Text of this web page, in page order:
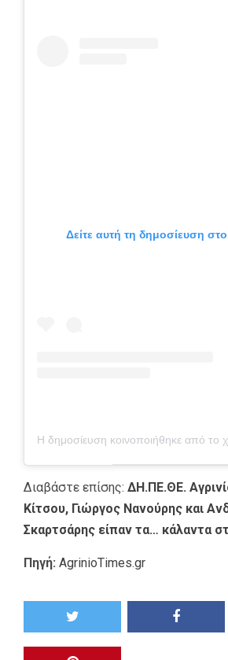
Δείτε αυτή τη δημοσίευση
Διαβάστε επίσης: ΔΗ.ΠΕ.ΘΕ.
Κίτσου, Γιώργος Νανούρης και
Σκαρτσάρης είπαν τα… κάλαντα
Πηγή: AgrinioTimes.gr